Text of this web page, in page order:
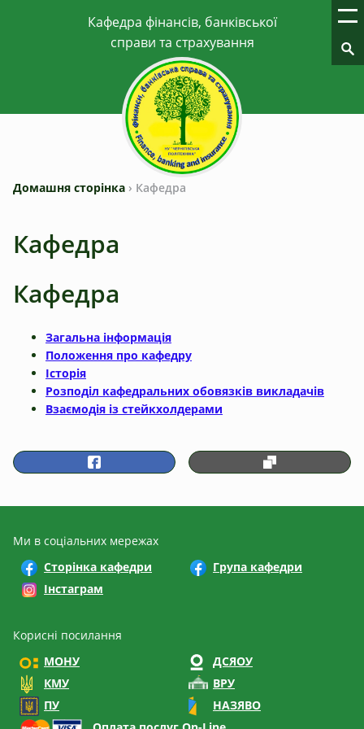
Домашня сторінка › Кафедра
Кафедра
Кафедра
Загальна інформація
Положення про кафедру
Історія
Розподіл кафедральних обовязків викладачів
Взаємодія із стейкхолдерами
Ми в соціальних мережах
Сторінка кафедри
Група кафедри
Інстаграм
Корисні посилання
МОНУ
ДСЯОУ
КМУ
ВРУ
ПУ
НАЗЯВО